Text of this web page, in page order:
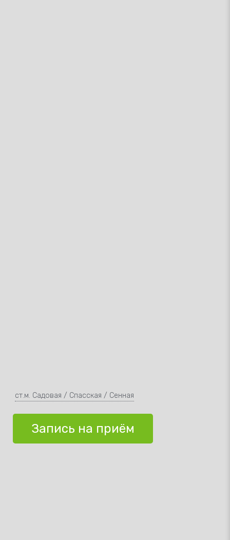
ст.м. Садовая / Спасская / ‎Сенная
Запись на приём